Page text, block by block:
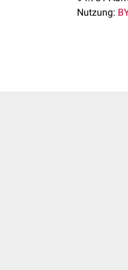
Nutzung: